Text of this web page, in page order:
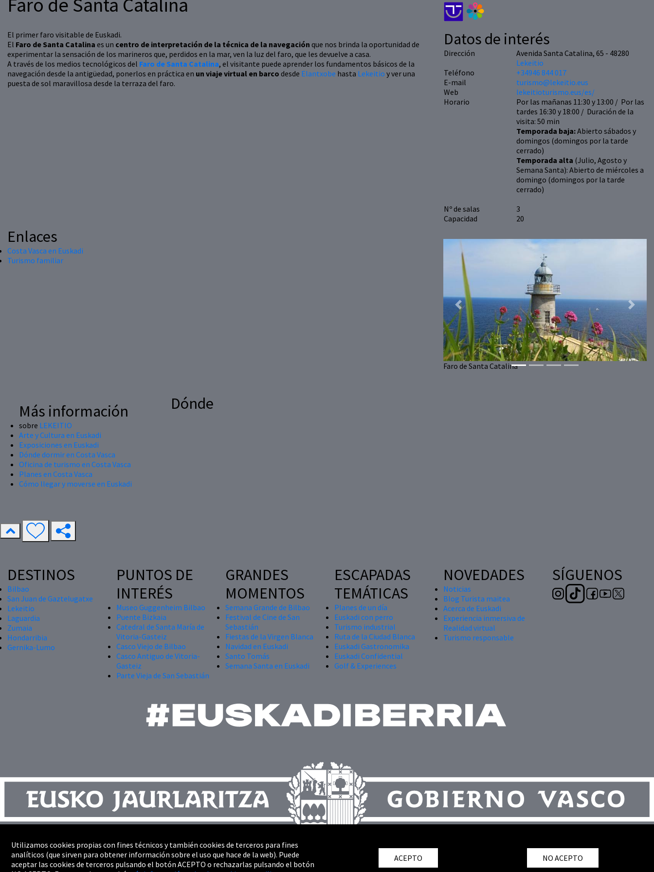
Faro de Santa Catalina
El primer faro visitable de Euskadi.
El Faro de Santa Catalina es un centro de interpretación de la técnica de la navegación que nos brinda la oportunidad de
experimentar la sensación de los marineros que, perdidos en la mar, ven la luz del faro, que les devuelve a casa.
A través de los medios tecnológicos del Faro de Santa Catalina, el visitante puede aprender los fundamentos básicos de la
navegación desde la antigüedad, ponerlos en práctica en un viaje virtual en barco desde Elantxobe hasta Lekeitio y ver una
puesta de sol maravillosa desde la terraza del faro.
Datos de interés
Dirección
Avenida Santa Catalina, 65 - 48280
Lekeitio
Teléfono
+34946 844 017
E-mail
turismo@lekeitio.eus
Web
lekeitioturismo.eus/es/
Horario
Por las mañanas 11:30 y 13:00 / Por las
tardes 16:30 y 18:00 / Duración de la
visita: 50 min
Temporada baja:Abierto sábados y
domingos (domingos por la tarde
cerrado)
Temporada alta (Julio, Agosto y
Semana Santa): Abierto de miércoles a
domingo (domingos por la tarde
cerrado)
Nº de salas
3
Capacidad
20
Enlaces
Costa Vasca en Euskadi
Turismo familiar
Faro de Santa Catalina
Previous Next
Más información
sobre LEKEITIO
Arte y Cultura en Euskadi
Exposiciones en Euskadi
Dónde dormir en Costa Vasca
Oficina de turismo en Costa Vasca
Planes en Costa Vasca
Cómo llegar y moverse en Euskadi
Dónde
DESTINOS
Bilbao
San Juan de Gaztelugatxe
Lekeitio
Laguardia
Zumaia
Hondarribia
Gernika-Lumo
PUNTOS DE
INTERÉS
Museo Guggenheim Bilbao
Puente Bizkaia
Catedral de Santa María de
Vitoria-Gasteiz
Casco Viejo de Bilbao
Casco Antiguo de Vitoria-
Gasteiz
Parte Vieja de San Sebastián
GRANDES
MOMENTOS
Semana Grande de Bilbao
Festival de Cine de San
Sebastián
Fiestas de la Virgen Blanca
Navidad en Euskadi
Santo Tomás
Semana Santa en Euskadi
ESCAPADAS
TEMÁTICAS
Planes de un día
Euskadi con perro
Turismo industrial
Ruta de la Ciudad Blanca
Euskadi Gastronomika
Euskadi Confidential
Golf & Experiences
NOVEDADES
Noticias
Blog Turista maitea
Acerca de Euskadi
Experiencia inmersiva de
Realidad virtual
Turismo responsable
SÍGUENOS
Contacto
Mapa del sitio
Profesionales
Utilizamos cookies propias con fines técnicos y también cookies de terceros para fines
analíticos (que sirven para obtener información sobre el uso que hace de la web). Puede
aceptar las cookies de terceros pulsando el botón ACEPTO o rechazarlas pulsando el botón
ACEPTO NO ACEPTO